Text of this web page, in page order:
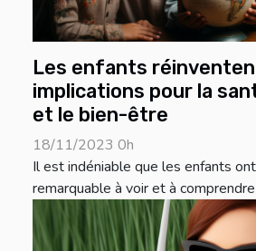
Les enfants
implications pour la
et le bien-être
18/11/2023 0h
Il est indéniable que les enfants
remarquable à voir et à